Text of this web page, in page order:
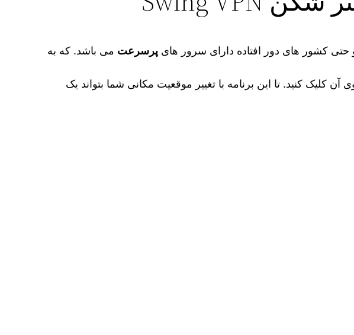
حتی کشور های دور افتاده دارای سرور هایپرسرعت می‌ باشد. که به
آن کلیک کنید. تا این برنامه با تغییر موقعیت مکانی شما بتواند یک